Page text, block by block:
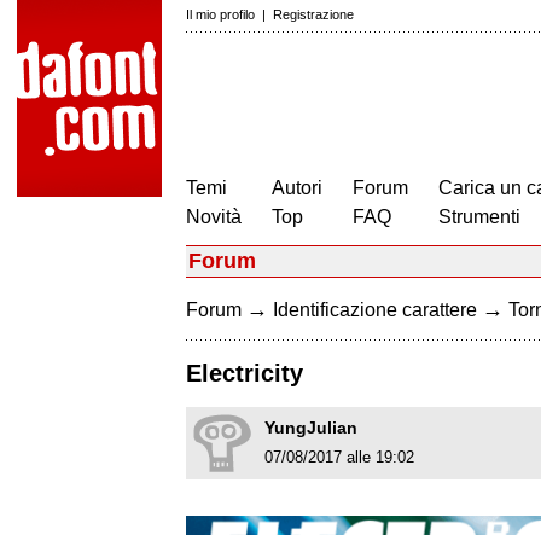
Il mio profilo | Registrazione
Temi
Novità
Autori
Top
Forum
FAQ
Carica un
Strumenti
Forum
Forum → Identificazione carattere →
Electricity
YungJulian
07/08/2017 alle 19:02